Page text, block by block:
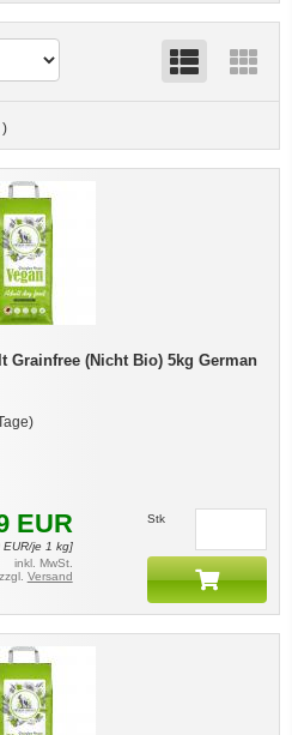
)
Grainfree (Nicht Bio) 5kg German
)
EUR
EUR/je 1 kg]
inkl. MwSt.
Versand
Stk